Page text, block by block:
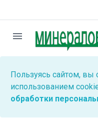
menu
Пользуясь сайтом, вы
использованием
обработки